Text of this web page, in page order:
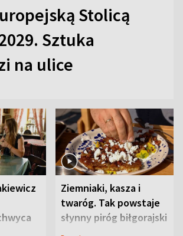
Stolicą
Sztuka
na ulice
Ziemniaki, kasza i
twaróg. Tak powstaje
słynny piróg biłgorajski